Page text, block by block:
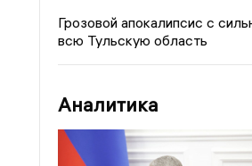
Грозовой апокалипсис с
всю Тульскую область
Аналитика